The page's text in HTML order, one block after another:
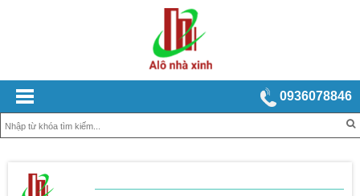
0936078846